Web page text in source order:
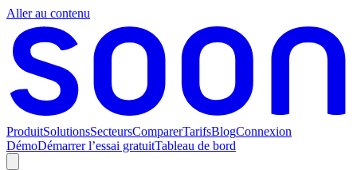
Aller au contenu
ProduitSolutionsSecteursComparerTarifsBlogConnexion
DémoDémarrer l’essai gratuitTableau de bord